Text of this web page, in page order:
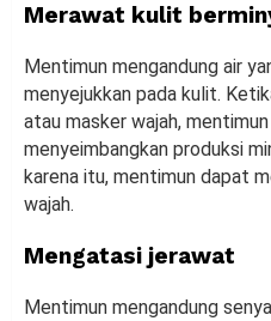
Merawat kulit
Mentimun mengandung air
menyejukkan pada kulit.
atau masker wajah,
menyeimbangkan produksi
karena itu, mentimun dapat
wajah.
Mengatasi jerawat
Mentimun mengandung